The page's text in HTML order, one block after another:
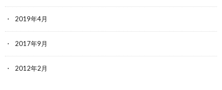
2019年4月
2017年9月
2012年2月